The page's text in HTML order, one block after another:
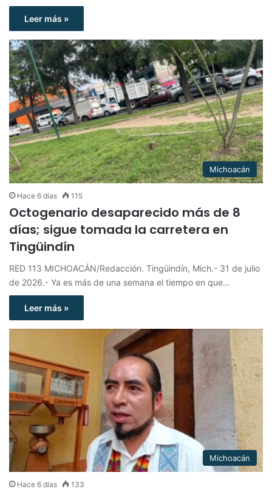
Leer más »
Michoacán
Hace 6 días 115
Octogenario desaparecido más de 8
días; sigue tomada la carretera en
Tingüindín
RED 113 MICHOACÁN/Redacción. Tingüindín, Mich.- 31 de julio
de 2026.- Ya es más de una semana el tiempo en que…
Leer más »
Michoacán
Hace 6 días 133